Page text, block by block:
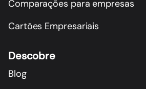
Comparações para empresas
Cartões Empresariais
Descobre
Blog